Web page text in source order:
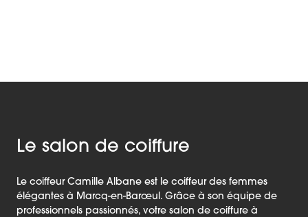
Le salon de coiffure
Le coiffeur Camille Albane est le coiffeur des femmes
élégantes à Marcq-en-Barœul. Grâce à son équipe de
professionnels passionnés, votre salon de coiffure à